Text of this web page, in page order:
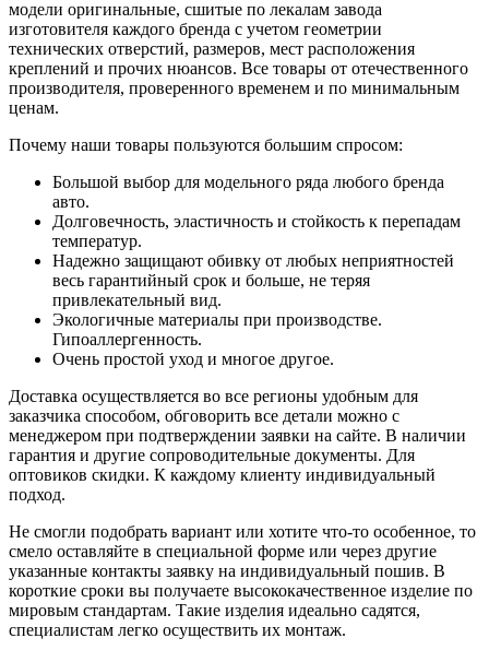
модели оригинальные, сшитые по лекалам завода
изготовителя каждого бренда с учетом геометрии
технических отверстий, размеров, мест расположения
креплений и прочих нюансов. Все товары от отечественного
производителя, проверенного временем и по минимальным
ценам.
Почему наши товары пользуются большим спросом:
Большой выбор для модельного ряда любого бренда
авто.
Долговечность, эластичность и стойкость к перепадам
температур.
Надежно защищают обивку от любых неприятностей
весь гарантийный срок и больше, не теряя
привлекательный вид.
Экологичные материалы при производстве.
Гипоаллергенность.
Очень простой уход и многое другое.
Доставка осуществляется во все регионы удобным для
заказчика способом, обговорить все детали можно с
менеджером при подтверждении заявки на сайте. В наличии
гарантия и другие сопроводительные документы. Для
оптовиков скидки. К каждому клиенту индивидуальный
подход.
Не смогли подобрать вариант или хотите что-то особенное, то
смело оставляйте в специальной форме или через другие
указанные контакты заявку на индивидуальный пошив. В
короткие сроки вы получаете высококачественное изделие по
мировым стандартам. Такие изделия идеально садятся,
специалистам легко осуществить их монтаж.